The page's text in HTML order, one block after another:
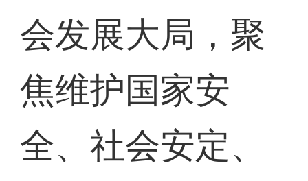
会发展大局，聚
焦维护国家安
全、社会安定、